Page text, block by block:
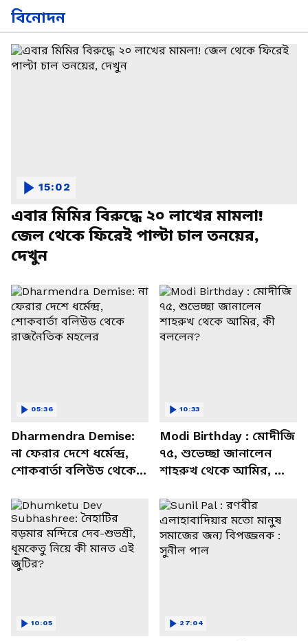
বিনোদন
এবার মিমির বিরুদ্ধে ২০ লাখের মামলা!
জেল থেকে ফিরেই পাল্টা চাল তনয়ের,
দেখুন
15:02
Dharmendra Demise:
না ফেরার দেশে ধর্মেন্দ্র,
শোকবার্তা বলিউড থেকে
05:36
Modi Birthday : মোদীজি
৭৫, শুভেচ্ছা জানালেন
শাহরুখ থেকে আমির, কী
10:33
10:05 27:04